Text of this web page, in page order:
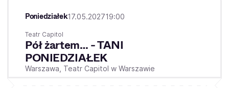
Poniedziałek17.05.202719:00
Teatr Capitol
Pół żartem… - TANI
PONIEDZIAŁEK
Warszawa, Teatr Capitol w Warszawie